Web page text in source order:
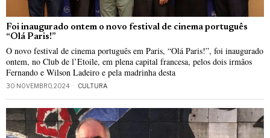
Foi inaugurado ontem o novo festival de cinema português
“Olá Paris!”
O novo festival de cinema português em Paris, “Olá Paris!”, foi inaugurado
ontem, no Club de l’Etoile, em plena capital francesa, pelos dois irmãos
Fernando e Wilson Ladeiro e pela madrinha desta
30 NOVEMBRO, 2024 CULTURA